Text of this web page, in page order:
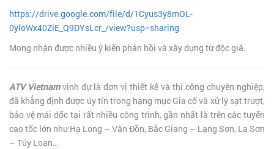
https://drive.google.com/file/d/1Cyus3y8mOL-
0yloWx40ZiE_Q9DYsLcr_/view?usp=sharing
Mong nhận được nhiều ý kiến phản hồi và xây dựng từ độc giả.
ATV Vietnamvinh dự là đơn vị thiết kế và thi công chuyên nghiệp,
đã khẳng định được úy tín trong hạng mục Gia cố và xử lý sạt trượt,
bảo vệ mái dốc tại rất nhiều công trình, gần nhất là trên các tuyến
cao tốc lớn như Hạ Long – Vân Đồn, Bắc Giang – Lạng Sơn, La Sơn
– Túy Loan…